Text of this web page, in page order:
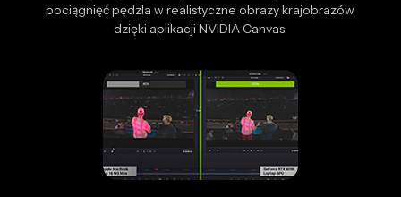
pociągnięć pędzla w realistyczne obrazy krajobrazów
dzięki aplikacji NVIDIA Canvas.